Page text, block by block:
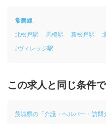
常磐線
北松戸駅
馬橋駅 新松戸駅
Jヴィレッジ駅
この求人と同じ条件
茨城県の「介護・ヘルパー・訪問